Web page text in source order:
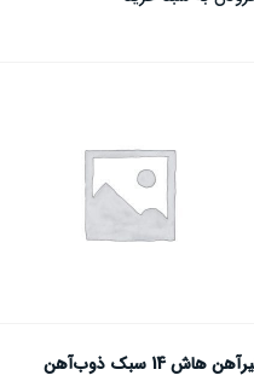
هاش 14 سبک ذوب‌آهن